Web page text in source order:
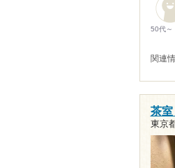
50代～
関連
茶
東京